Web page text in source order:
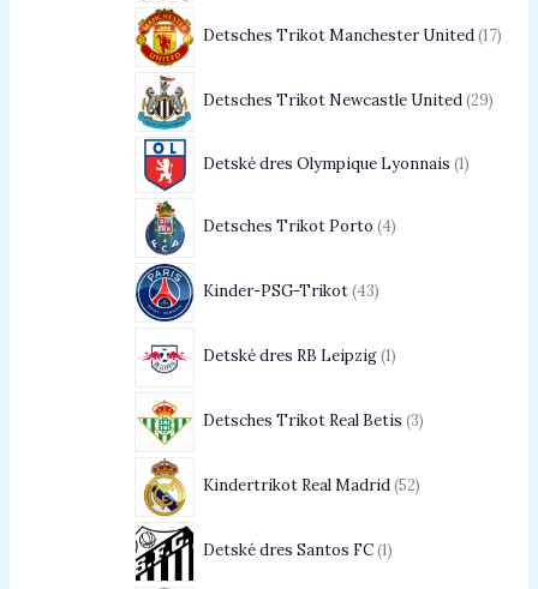
Detsches Trikot Manchester United 17
Detsches Trikot Newcastle United 29
Detské dres Olympique Lyonnais 1
Detsches Trikot Porto 4
Kinder-PSG-Trikot 43
Detské dres RB Leipzig 1
Detsches Trikot Real Betis 3
Kindertrikot Real Madrid 52
Detské dres Santos FC 1